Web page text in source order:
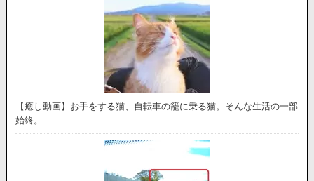
【癒し動画】お手をする猫、自転車の籠に乗る猫。そんな生活の一部
始終。